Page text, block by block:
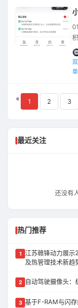
发布的电池安全测试
« 1 2 3
最近关注
还没有
热门推荐
1 江苏赣锋动力展示
及热管理技术新趋
2 自动驾驶摄像头
3 基于F-RAM与闪